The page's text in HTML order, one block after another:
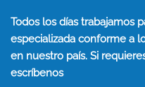
Todos los días trabajamos
especializada conforme a
en nuestro país. Si
escríbenos